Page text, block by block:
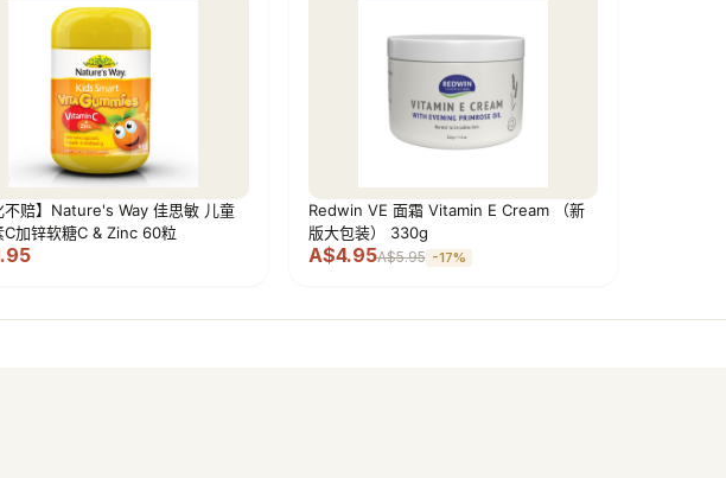
不赔】Nature's Way 佳思敏 儿童
C加锌软糖C & Zinc 60粒
Redwin VE 面霜 Vitamin E Cream （新
版大包装） 330g
A$4.95A$5.95 -17%